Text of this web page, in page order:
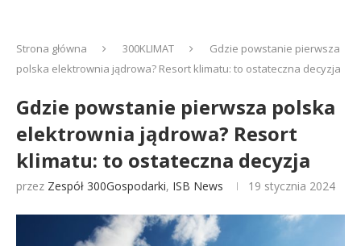
Strona główna 300KLIMAT
Gdzie powstanie pierwsza
polska elektrownia jądrowa? Resort klimatu: to ostateczna decyzja
Gdzie powstanie pierwsza polska
elektrownia jądrowa? Resort
klimatu: to ostateczna decyzja
przez Zespół 300Gospodarki, ISB News 19 stycznia 2024